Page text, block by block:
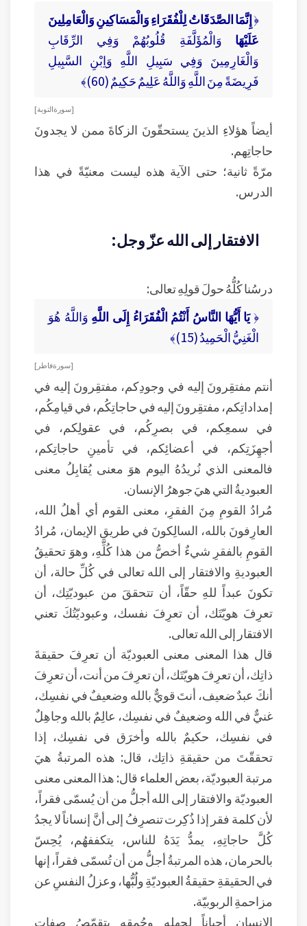
﴿إِنَّمَا الصَّدَقَاتُ لِلْفُقَرَاءِ وَالْمَسَاكِينِ وَالْعَامِلِينَ
عَلَيْهَا وَالْمُؤَلَّفَةِ قُلُوبُهُمْ وَفِي الرِّقَابِ
وَالْغَارِمِينَ وَفِي سَبِيلِ اللَّهِ وَاِبْنِ السَّبِيلِ
فَرِيضَةً مِنَ اللَّهِ وَاللَّهُ عَلِيمٌ حَكِيمٌ (60)﴾
[ سورة التوبة ]
أيضاً هؤلاءِ الذينَ يستحقّونَ الزكاةَ ممن لا يجدونَ
حاجاتِهم.
مرّةً ثانية؛ حتى الآية هذه ليست معنيّةً في هذا
الدرس.
الافتقار إلى الله عزّ وجل:
درسُنا كُلُّهُ حولَ قولِهِ تعالى:
﴿يَا أَيُّهَا النَّاسُ أَنْتُمُ الْفُقَرَاءُ إِلَى اللَّهِ وَاللَّهُ هُوَ
الْغَنِيُّ الْحَمِيدُ (15)﴾
[ سورة فاطر ]
أنتم مفتقِرونَ إليه في وجودِكم، مفتقِرونَ إليه في
إمداداتِكم، مفتقِرونَ إليه في حاجاتِكُم، في قيامِكُم،
في سمعِكم، في بصرِكُم، في عقولِكم، في
أجهِزَتِكم، في أعضائِكم، في تأمينِ حاجاتِكم،
فالمعنى الذي نُريدُهُ اليوم هوَ معنى يُقابِلُ معنى
العبوديةُ التي هيَ جوهرُ الإنسان.
مُرادُ القومِ مِنَ الفقرِ، معنى القوم أي أهلُ الله،
العارِفونَ بالله، السالِكونَ في طريقِ الإيمان، مُرادُ
القومِ بالفقرِ شيءٌ أخصُّ من هذا كُلِّهِ، وهوَ تحقيقُ
العبوديةِ والافتقار إلى الله تعالى في كُلِّ حالة، أن
تكونَ عبداً للهِ حقّاً، أن تتحققَ من عبوديّتِك، أن
تعرِفَ هويّتَك، أن تعرِفَ نفسك، وعبوديّتُكَ تعني
الافتقار إلى الله تعالى.
قال هذا المعنى معنى العبوديّة أن تعرِفَ حقيقةَ
ذاتِك، أن تعرِفَ هويّتَك، أن تعرِفَ من أنت، أن تعرِفَ
أنكَ عبدٌ ضعيف، أنتَ قويٌّ بالله وضعيفٌ في نفسِك،
غنيٌّ في الله وضعيفٌ في نفسِك، عالِمٌ بالله وجاهِلٌ
في نفسِك، حكيمٌ بالله وأخرَق في نفسِك، إذا
تحققّتَ من حقيقةِ ذاتِك، قال: هذه المرتبةُ هيَ
مرتبة العبوديّة، بعض العلماء قال: هذا المعنى معنى
العبوديّة والافتقار إلى الله أجلُّ من أن يُسمّى فقراً،
لأن كلمة فقر إذا ذُكِرت تنصرِفُ إلى أنَّ إنساناً لا يجدُ
كُلَّ حاجاتِهِ، يمدُّ يَدَهُ للناس، يتكففهُم، يُحِسّ
بالحرمان، هذه المرتبةُ أجلُّ من أن تُسمّى فقراً، إنها
في الحقيقةِ حقيقةُ العبوديّةِ ولُبُّها، وعزلُ النفسِ عن
مزاحمةِ الربوبيّة.
الإنسان أحياناً لجهلِهِ وحُمقِهِ يتقمّصُ صِفات